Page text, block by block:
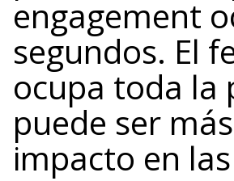
engagement
segundos. El
ocupa toda la
puede ser
impacto en